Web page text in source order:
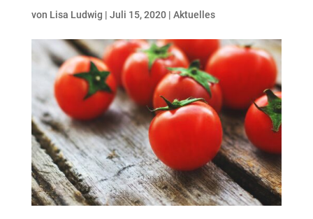
von Lisa Ludwig | Juli 15, 2020| Aktuelles